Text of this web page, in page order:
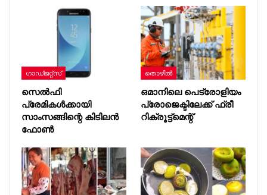
ഗാഡ്ജറ്റ്സ്
സെൽഫി
പ്രേമികൾക്കായി
സാംസങ്ങിന്റെ കിടിലൻ
ഫോൺ
തൊഴിൽ
ഒമാനിലെ പെട്രോളിയം
പ്രോജെക്ടിലേക്ക് ഫ്രീ
റിക്രൂട്ട്മെന്റ്